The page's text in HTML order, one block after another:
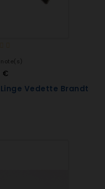
€
Vedette Brandt